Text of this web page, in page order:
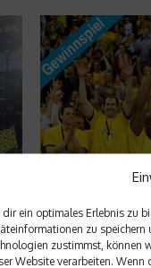
dir ein optimales Erlebnis zu
zu
zustimmst, können
Website verarbeiten.
Sports in the City